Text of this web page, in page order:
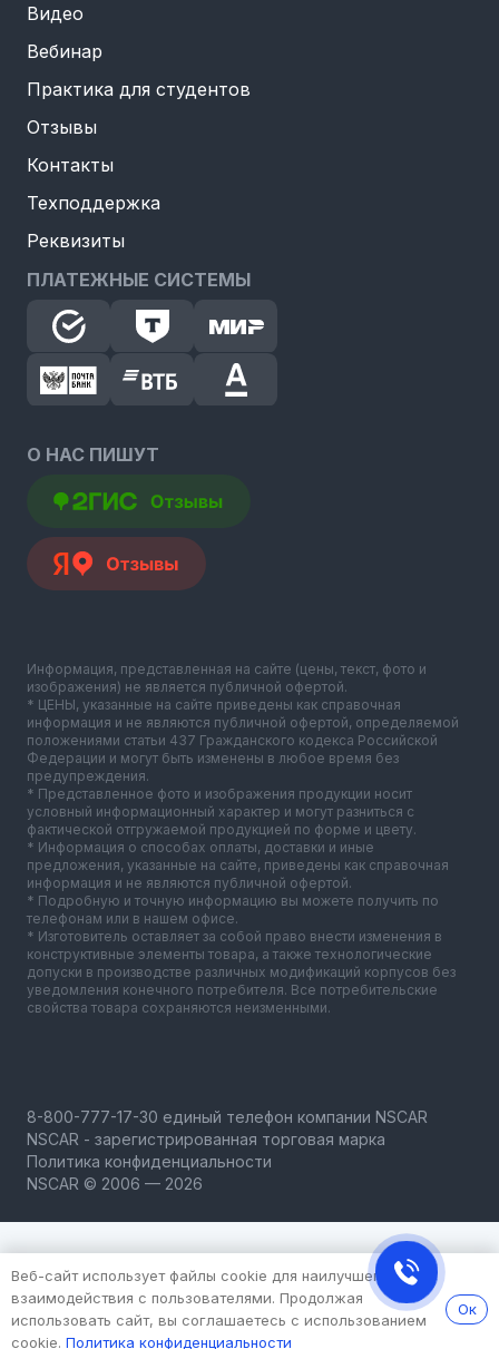
Видео
Вебинар
Практика для студентов
Отзывы
Контакты
Техподдержка
Реквизиты
ПЛАТЕЖНЫЕ СИСТЕМЫ
О НАС ПИШУТ
Информация, представленная на сайте (цены, текст, фото и
изображения) не является публичной офертой.
* ЦЕНЫ, указанные на сайте приведены как справочная
информация и не являются публичной офертой, определяемой
положениями статьи 437 Гражданского кодекса Российской
Федерации и могут быть изменены в любое время без
предупреждения.
* Представленное фото и изображения продукции носит
условный информационный характер и могут разниться с
фактической отгружаемой продукцией по форме и цвету.
* Информация о способах оплаты, доставки и иные
предложения, указанные на сайте, приведены как справочная
информация и не являются публичной офертой.
* Подробную и точную информацию вы можете получить по
телефонам или в нашем офисе.
* Изготовитель оставляет за собой право внести изменения в
конструктивные элементы товара, а также технологические
допуски в производстве различных модификаций корпусов без
уведомления конечного потребителя. Все потребительские
свойства товара сохраняются неизменными.
NSCAR - зарегистрированная торговая марка
Политика конфиденциальности
NSCAR © 2006 — 2026
Веб-сайт использует файлы cookie для наилучшего
взаимодействия с пользователями. Продолжая
использовать сайт, вы соглашаетесь с использованием
cookie. Политика конфиденциальности
Ок